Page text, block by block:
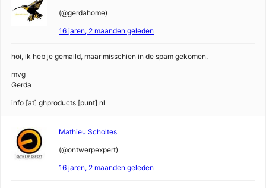
(@gerdahome)
16 jaren, 2 maanden geleden
hoi, ik heb je gemaild, maar misschien in de spam gekomen.
mvg
Gerda
info [at] ghproducts [punt] nl
Mathieu Scholtes
(@ontwerpexpert)
16 jaren, 2 maanden geleden